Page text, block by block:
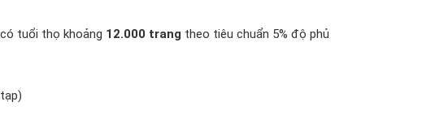
tuổi thọ khoảng 12.000 trang theo tiêu chuẩn 5% độ phủ